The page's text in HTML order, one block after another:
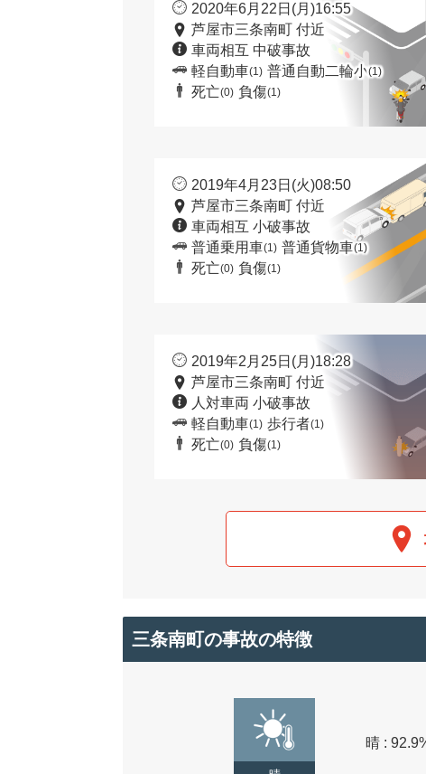
2020年6月22日(月)16:55
芦屋市三条南町 付近
車両相互 中破事故
軽自動車(1) 普通自動二輪小(1)
死亡(0) 負傷(1)
2019年4月23日(火)08:50
芦屋市三条南町 付近
車両相互 小破事故
普通乗用車(1) 普通貨物車(1)
死亡(0) 負傷(1)
2019年2月25日(月)18:28
芦屋市三条南町 付近
人対車両 小破事故
軽自動車(1) 歩行者(1)
死亡(0) 負傷(1)
三条南町の事故の特徴
晴 :